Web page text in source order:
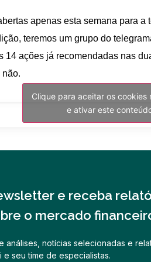
apenas esta semana para
teremos um grupo do
14 ações já recomendadas nas
Clique para aceitar os cookies
e ativar este
e receba
o mercado
análises, notícias selecionadas e
seu time de especialistas.